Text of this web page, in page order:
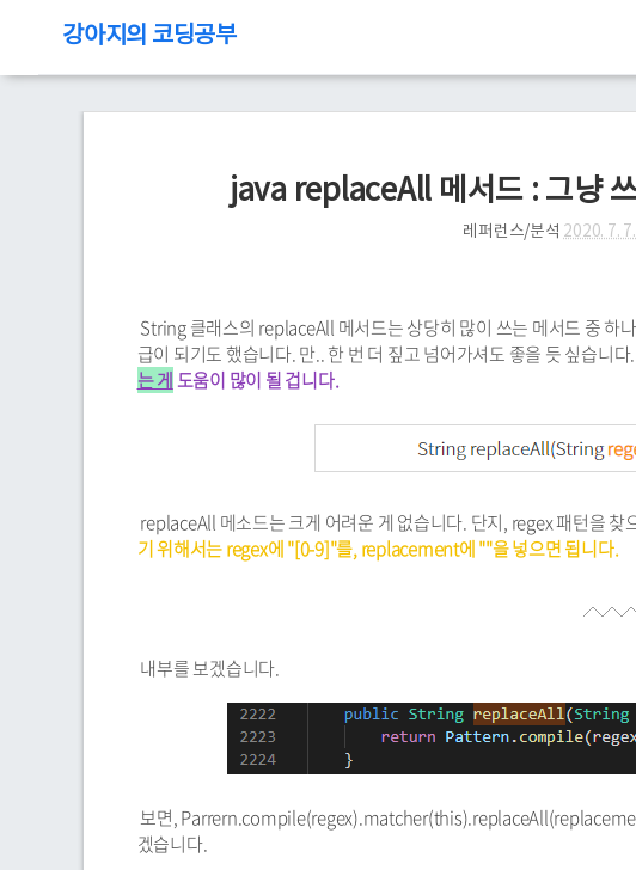
강아지의 코딩공부
java replaceAll 메서드 : 그냥
레퍼런스/분석 2020. 7.
String 클래스의 replaceAll 메서드는 상당히 많이 쓰는 메서드 중 하
급이 되기도 했습니다. 만.. 한 번 더 짚고 넘어가셔도 좋을 듯 싶습니다.
는 게도움이 많이 될 겁니다.
replaceAll 메소드는 크게 어려운 게 없습니다. 단지, regex 패턴을
기 위해서는 regex에 "[0-9]"를, replacement에 ""을 넣으면 됩니다.
내부를 보겠습니다.
보면,
겠습니다.